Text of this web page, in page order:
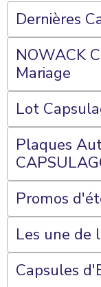
Dernières
NOWACK
Mariage
Lot
Plaques
Plateaux
Promos
Les une de
Capsules